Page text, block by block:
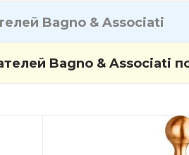
Bagno & Associati
Bagno & Associati